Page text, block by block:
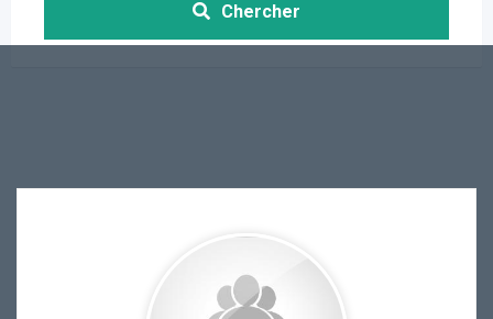
Chercher